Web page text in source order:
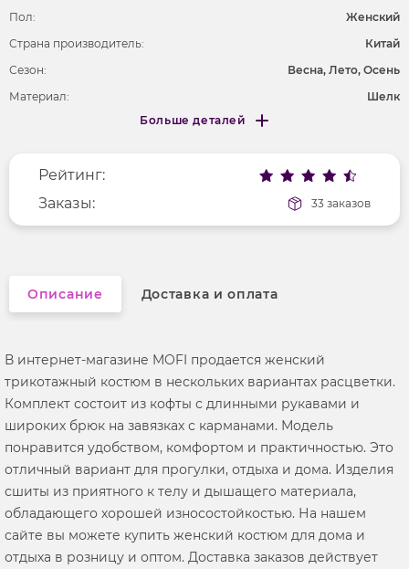
Пол:
Женский
Страна производитель:
Китай
Сезон:
Весна, Лето, Осень
Материал:
Шелк
Вырез горловины
на одно плечо
Рисунок
без рисунка
Фактура материала
трикотажный
Больше деталей
Меньше деталей
Рейтинг:
Заказы:
33 заказов
Описание Доставка и оплата
В интернет-магазине MOFI продается женский
трикотажный костюм в нескольких вариантах расцветки.
Комплект состоит из кофты с длинными рукавами и
широких брюк на завязках с карманами. Модель
понравится удобством, комфортом и практичностью. Это
отличный вариант для прогулки, отдыха и дома. Изделия
сшиты из приятного к телу и дышащего материала,
обладающего хорошей износостойкостью. На нашем
сайте вы можете купить женский костюм для дома и
отдыха в розницу и оптом. Доставка заказов действует